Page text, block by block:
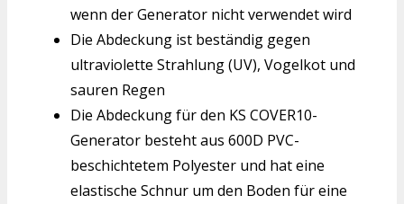
wenn der Generator nicht verwendet wird
Die Abdeckung ist beständig gegen
ultraviolette Strahlung (UV), Vogelkot und
sauren Regen
Die Abdeckung für den KS COVER10-
Generator besteht aus 600D PVC-
beschichtetem Polyester und hat eine
elastische Schnur um den Boden für eine